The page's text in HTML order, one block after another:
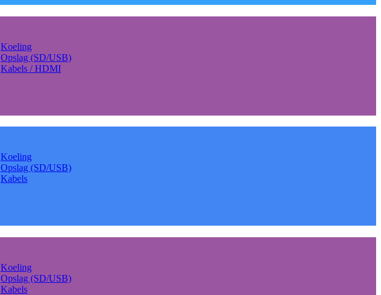
Koeling
Opslag (SD/USB)
Kabels / HDMI
Koeling
Opslag (SD/USB)
Kabels
Koeling
Opslag (SD/USB)
Kabels